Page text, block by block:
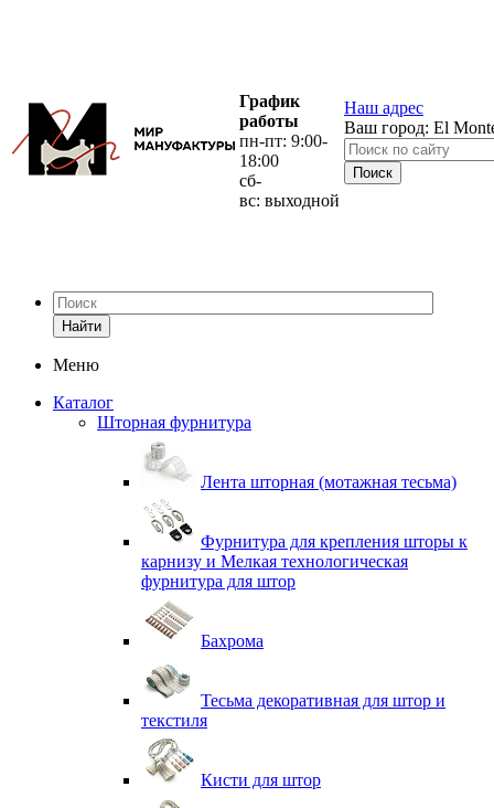
График
работы
пн-пт: 9:00-
18:00
сб-
вс: выходной
Наш адрес
Ваш город: El
Найти
Меню
Каталог
Шторная фурнитура
Лента шторная (мотажная тесьма)
Фурнитура для крепления шторы к
карнизу и Мелкая технологическая
фурнитура для штор
Бахрома
Тесьма декоративная для штор и
текстиля
Кисти для штор